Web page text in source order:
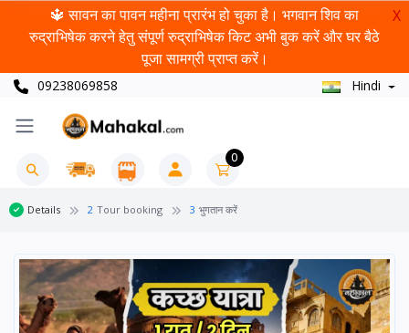
🔱 सावन का पावन महीना प्रारंभ हो चुका है। भगवान शिव का
रुद्राभिषेक करने हेतु संपूर्ण रुद्राभिषेक किट अभी बुक करें और घर बैठे
पूजा सामग्री प्राप्त करें।
X
09238069858 Hindi
0
Details 2 Tour booking 3 भुगतान करें